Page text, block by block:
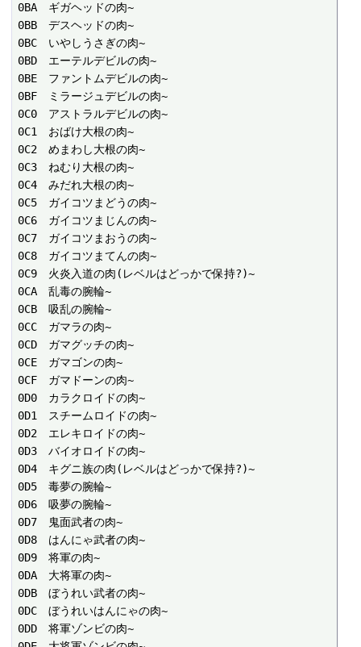
0BA　ギガヘッドの肉~
0BB　デスヘッドの肉~
0BC　いやしうさぎの肉~
0BD　エーテルデビルの肉~
0BE　ファントムデビルの肉~
0BF　ミラージュデビルの肉~
0C0　アストラルデビルの肉~
0C1　おばけ大根の肉~
0C2　めまわし大根の肉~
0C3　ねむり大根の肉~
0C4　みだれ大根の肉~
0C5　ガイコツまどうの肉~
0C6　ガイコツまじんの肉~
0C7　ガイコツまおうの肉~
0C8　ガイコツまてんの肉~
0C9　火炎入道の肉(レベルはどっかで保持?)~
0CA　乱毒の腕輪~
0CB　吸乱の腕輪~
0CC　ガマラの肉~
0CD　ガマグッチの肉~
0CE　ガマゴンの肉~
0CF　ガマドーンの肉~
0D0　カラクロイドの肉~
0D1　スチームロイドの肉~
0D2　エレキロイドの肉~
0D3　バイオロイドの肉~
0D4　キグニ族の肉(レベルはどっかで保持?)~
0D5　毒夢の腕輪~
0D6　吸夢の腕輪~
0D7　鬼面武者の肉~
0D8　はんにゃ武者の肉~
0D9　将軍の肉~
0DA　大将軍の肉~
0DB　ぼうれい武者の肉~
0DC　ぼうれいはんにゃの肉~
0DD　将軍ゾンビの肉~